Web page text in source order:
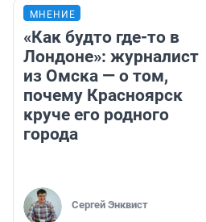
МНЕНИЕ
«Как будто где-то в
Лондоне»: журналист
из Омска — о том,
почему Красноярск
круче его родного
города
Сергей Энквист